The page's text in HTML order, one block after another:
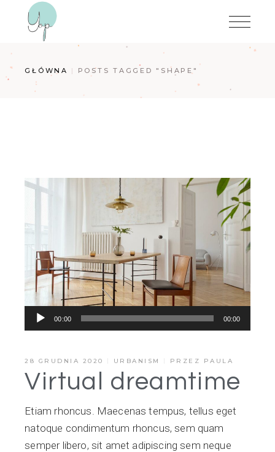
Przejdź
GŁÓWNA POSTS TAGGED "SHAPE"
Odtwarzacz
plików
00:00 00:00
28 GRUDNIA 2020 URBANISM PRZEZ PAULA
Virtual dreamtime
Etiam rhoncus. Maecenas tempus, tellus eget
natoque condimentum rhoncus, sem quam
semper libero, sit amet adipiscing sem neque